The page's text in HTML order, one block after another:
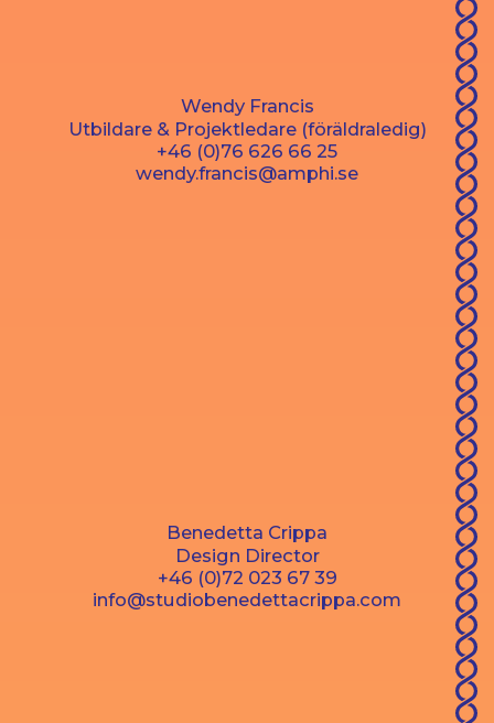
Wendy Francis
Utbildare & Projektledare (föräldraledig)
‭+46 (0)76 626 66 25
wendy.francis@amphi.se
Benedetta Crippa
Design Director
+46 (0)72 023 67 39
info@studiobenedettacrippa.com